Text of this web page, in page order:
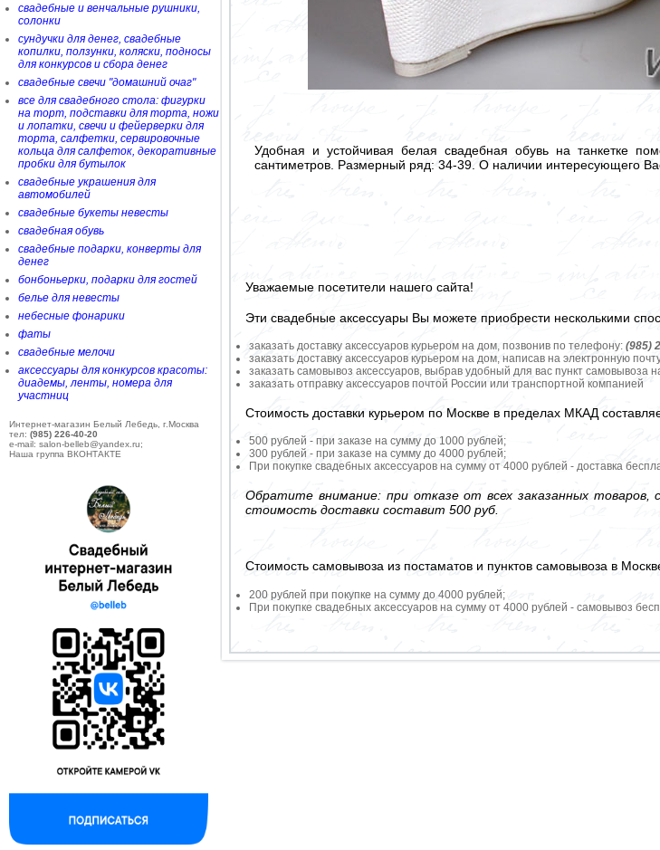
свадебные и венчальные рушники,
солонки
сундучки для денег, свадебные
копилки, ползунки, коляски, подносы
для конкурсов и сбора денег
свадебные свечи "домашний очаг"
все для свадебного стола: фигурки
на торт, подставки для торта, ножи
и лопатки, свечи и фейерверки для
торта, салфетки, сервировочные
кольца для салфеток, декоративные
пробки для бутылок
свадебные украшения для
автомобилей
свадебные букеты невесты
свадебная обувь
свадебные подарки, конверты для
денег
бонбоньерки, подарки для гостей
белье для невесты
небесные фонарики
фаты
свадебные мелочи
аксессуары для конкурсов красоты:
диадемы, ленты, номера для
участниц
Интернет-магазин Белый Лебедь, г.Москва
тел: (985) 226-40-20
e-mail: salon-belleb@yandex.ru;
Наша группа ВКОНТАКТЕ
Удобная и устойчивая белая свадебная обувь на танкетке
сантиметров. Размерный ряд: 34-39. О наличии интересующего
Уважаемые посетители нашего сайта!
Эти свадебные аксессуары Вы можете приобрести несколькими
заказать доставку аксессуаров курьером на дом, позвонив по телефону: (985)
заказать доставку аксессуаров курьером на дом, написав на электронную
заказать самовывоз аксессуаров, выбрав удобный для вас пункт самовывоза
заказать отправку аксессуаров почтой России или транспортной компанией
Стоимость доставки курьером по Москве в пределах МКАД
500 рублей - при заказе на сумму до 1000 рублей;
300 рублей - при заказе на сумму до 4000 рублей;
При покупке свадебных аксессуаров на сумму от 4000 рублей - доставка
Обратите внимание: при отказе от всех заказанных
стоимость доставки составит 500 руб.
Стоимость самовывоза из постаматов и пунктов самовывоза в
200 рублей при покупке на сумму до 4000 рублей;
При покупке свадебных аксессуаров на сумму от 4000 рублей - самовывоз